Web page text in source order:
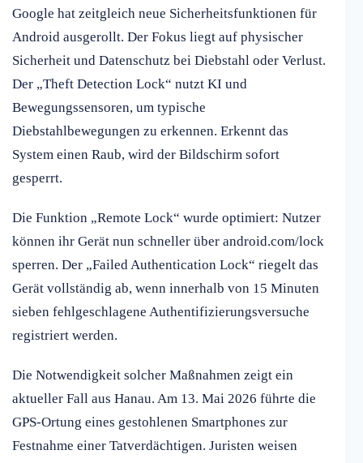
Google hat zeitgleich neue Sicherheitsfunktionen für
Android ausgerollt. Der Fokus liegt auf physischer
Sicherheit und Datenschutz bei Diebstahl oder Verlust.
Der „Theft Detection Lock“ nutzt KI und
Bewegungssensoren, um typische
Diebstahlbewegungen zu erkennen. Erkennt das
System einen Raub, wird der Bildschirm sofort
gesperrt.
Die Funktion „Remote Lock“ wurde optimiert: Nutzer
können ihr Gerät nun schneller über android.com/lock
sperren. Der „Failed Authentication Lock“ riegelt das
Gerät vollständig ab, wenn innerhalb von 15 Minuten
sieben fehlgeschlagene Authentifizierungsversuche
registriert werden.
Die Notwendigkeit solcher Maßnahmen zeigt ein
aktueller Fall aus Hanau. Am 13. Mai 2026 führte die
GPS-Ortung eines gestohlenen Smartphones zur
Festnahme einer Tatverdächtigen. Juristen weisen